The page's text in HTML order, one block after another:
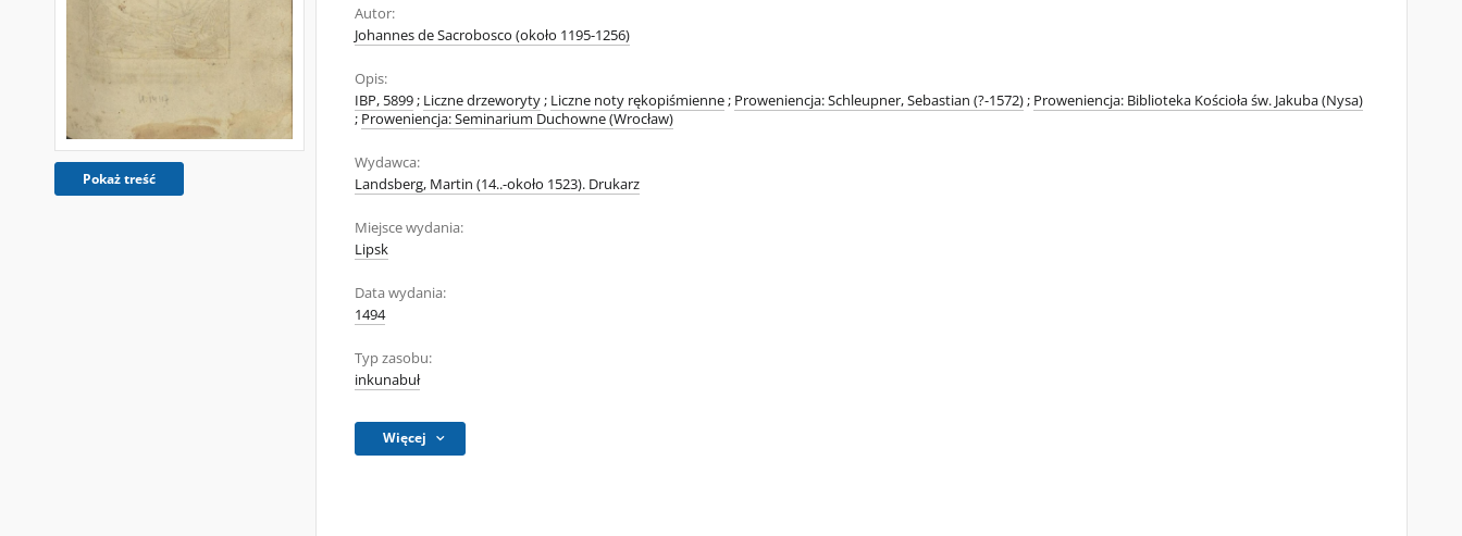
Pokaż treść
Autor:
Johannes de Sacrobosco (około 1195-1256)
Opis:
IBP, 5899; Liczne drzeworyty; Liczne noty rękopiśmienne; Proweniencja: Schleupner, Sebastian (?-1572); Proweniencja: Biblioteka Kościoła św. Jakuba (Nysa)
; Proweniencja: Seminarium Duchowne (Wrocław)
Wydawca:
Landsberg, Martin (14..-około 1523). Drukarz
Miejsce wydania:
Lipsk
Data wydania:
1494
Typ zasobu:
inkunabuł
Więcej